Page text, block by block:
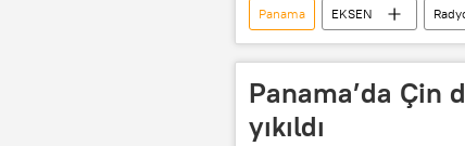
Panama EKSEN
Nicolas Maduro
Delcy
Panama’da Çin
yıkıldı